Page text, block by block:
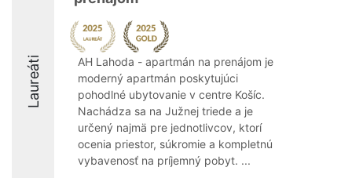
Laureáti
AH Lahoda - apartmán na prenájom je
moderný apartmán poskytujúci
pohodlné ubytovanie v centre Košíc.
Nachádza sa na Južnej triede a je
určený najmä pre jednotlivcov, ktorí
ocenia priestor, súkromie a kompletnú
vybavenosť na príjemný pobyt. ...